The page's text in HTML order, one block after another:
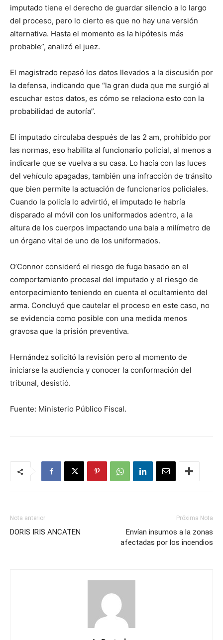
imputado tiene el derecho de guardar silencio a lo largo
del proceso, pero lo cierto es que no hay una versión
alternativa. Hasta el momento es la hipótesis más
probable”, analizó el juez.
El magistrado repasó los datos llevados a la discusión por
la defensa, indicando que “la gran duda que me surgió al
escuchar estos datos, es cómo se relaciona esto con la
probabilidad de autoría”.
El imputado circulaba después de las 2 am, prohibido por
las normas, eso habilita al funcionario policial, al menos a
indicarle que se vuelva a su casa. Lo hacía con las luces
del vehículo apagadas, también una infracción de tránsito
que bien permite la actuación de funcionarios policiales.
Cuando la policía lo advirtió, el imputado le habría
disparado al móvil con los uniformados adentro, a la
altura de los cuerpos impactando una bala a milímetro de
un órgano vital de uno de los uniformados.
O’Connor consideró el riesgo de fuga basado en el
comportamiento procesal del imputado y el riesgo de
entorpecimiento teniendo en cuenta el ocultamiento del
arma. Concluyó que cautelar el proceso en este caso, no
se evidencia como posible con una medida menos
gravosa que la prisión preventiva.
Hernández solicitó la revisión pero al momento de
iniciarse la audiencia y conocer la conformación del
tribunal, desistió.
Fuente: Ministerio Público Fiscal.
Nota anterior
DORIS IRIS ANCATEN
Próxima Nota
Envían insumos a la zonas
afectadas por los incendios